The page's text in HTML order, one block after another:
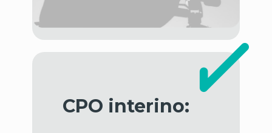
CPO interino: